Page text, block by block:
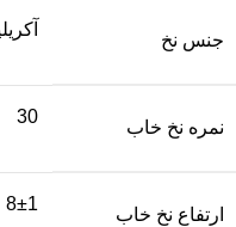
جنس نخ
نمره نخ خاب
30
ارتفاع نخ خاب
8±1